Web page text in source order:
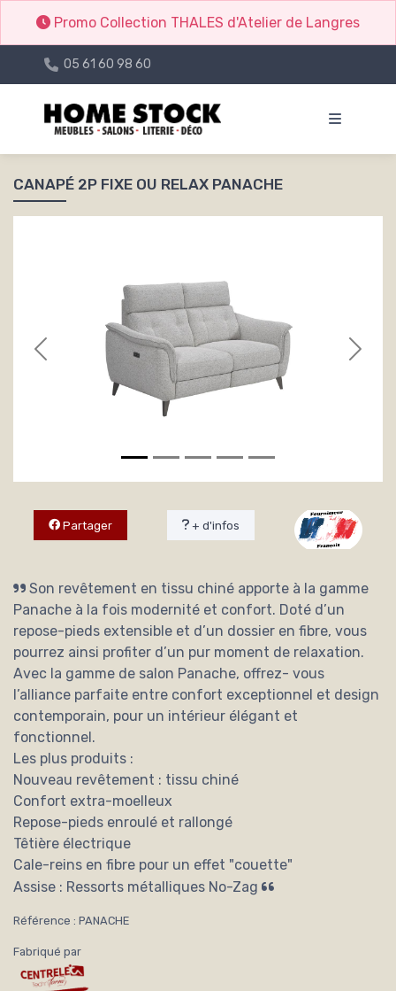
Promo Collection THALES d'Atelier de Langres
05 61 60 98 60
CANAPÉ 2P FIXE OU RELAX PANACHE
Partager + d'infos
Son revêtement en tissu chiné apporte à la gamme
Panache à la fois modernité et confort. Doté d’un
repose-pieds extensible et d’un dossier en fibre, vous
pourrez ainsi profiter d’un pur moment de relaxation.
Avec la gamme de salon Panache, offrez- vous
l’alliance parfaite entre confort exceptionnel et design
contemporain, pour un intérieur élégant et
fonctionnel.
Les plus produits :
Nouveau revêtement : tissu chiné
Confort extra-moelleux
Repose-pieds enroulé et rallongé
Têtière électrique
Cale-reins en fibre pour un effet "couette"
Assise : Ressorts métalliques No-Zag
Référence : PANACHE
Fabriqué par